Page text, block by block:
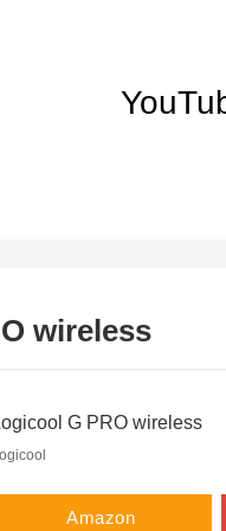
wireless
G PRO wireless
Amazon